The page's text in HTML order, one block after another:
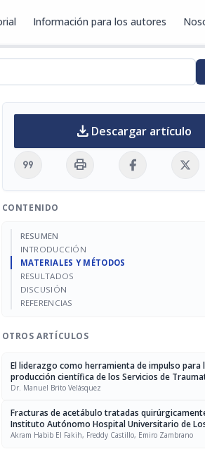
Información para los autores
download Descargar artículo
format_quote print
CONTENIDO
RESUMEN
INTRODUCCIÓN
MATERIALES Y MÉTODOS
RESULTADOS
DISCUSIÓN
REFERENCIAS
OTROS ARTÍCULOS
El liderazgo como herramienta de impulso para
producción científica de los Servicios de
Ortopedia
Dr. Manuel Brito Velásquez
Fracturas de acetábulo tratadas
Instituto Autónomo Hospital Universitario de
Akram Habib El Fakih, Freddy Castillo, Emiro Zambrano